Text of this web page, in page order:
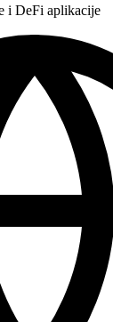
i DeFi aplikacije